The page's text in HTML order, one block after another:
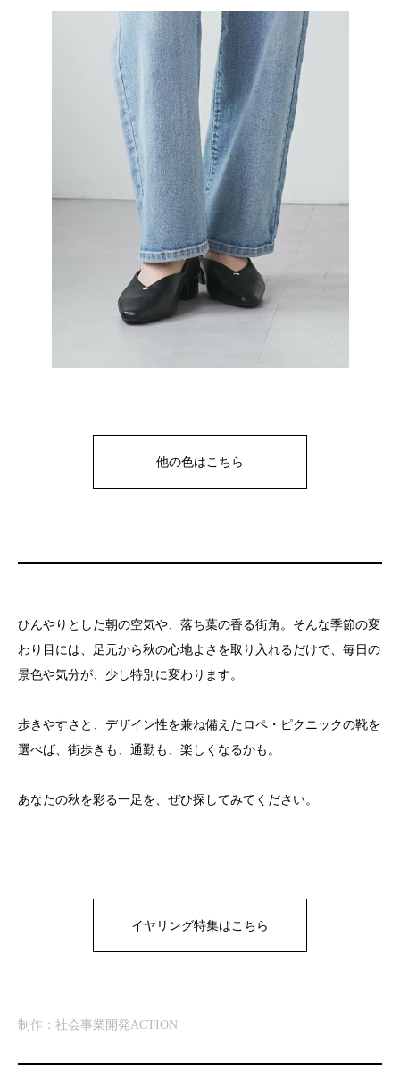
他の色はこちら
ひんやりとした朝の空気や、落ち葉の香る街角。そんな季節の変
わり目には、足元から秋の心地よさを取り入れるだけで、毎日の
景色や気分が、少し特別に変わります。
歩きやすさと、デザイン性を兼ね備えたロペ・ピクニックの靴を
選べば、街歩きも、通勤も、楽しくなるかも。
あなたの秋を彩る一足を、ぜひ探してみてください。
イヤリング特集はこちら
制作：社会事業開発ACTION